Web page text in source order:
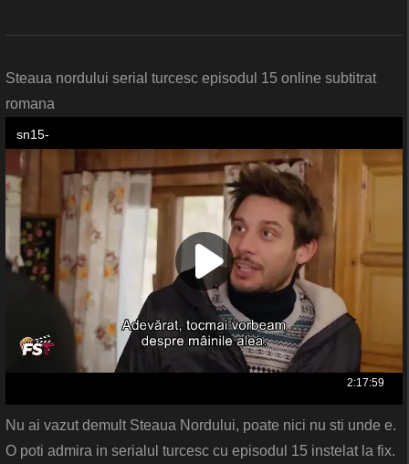
Steaua nordului serial turcesc episodul 15 online subtitrat
romana
Nu ai vazut demult Steaua Nordului, poate nici nu sti unde e.
O poti admira in serialul turcesc cu episodul 15 instelat la fix.